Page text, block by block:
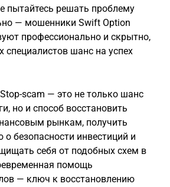
пытайтесь решать проблему
— мошенники Swift Option
профессионально и скрытно,
специалистов шанс на успех
scam — это не только шанс
но и способ восстановить
рынкам, получить
о безопасности инвестиций и
себя от подобных схем в
помощь
— ключ к восстановлению